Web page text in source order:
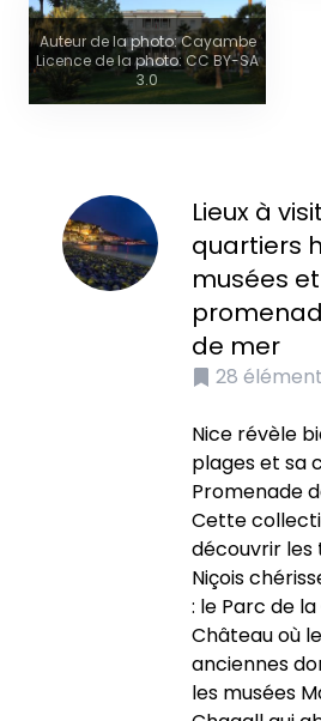
Auteur de la photo: Cayambe
Licence de la photo: CC BY-SA
3.0
Lieux à
quartiers
musées et
de mer
28
Nice révèle
plages et sa
Promenade
Cette
découvrir les
Niçois
: le Parc de
Château où
anciennes
les musées